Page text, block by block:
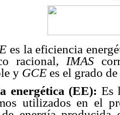
es la eficiencia
racional, IMAS
y GCE es el grado
energética (EE): Es
utilizados en el